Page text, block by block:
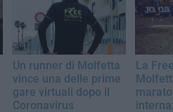
Un runner di Molfetta
vince una delle prime
gare virtuali dopo il
Coronavirus
La